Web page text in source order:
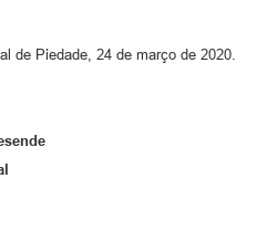
de Piedade, 24 de março de 2020.